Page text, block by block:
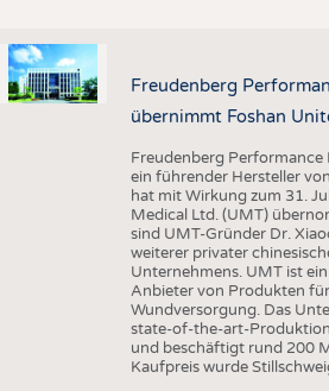
Freudenberg
übernimmt Foshan
Freudenberg Performance
ein führender Hersteller
hat mit Wirkung zum 31.
Medical Ltd. (UMT)
sind UMT-Gründer Dr.
weiterer privater
Unternehmens. UMT ist
Anbieter von Produkten
Wundversorgung. Das
state-of-the-art-
und beschäftigt rund 200
Kaufpreis wurde